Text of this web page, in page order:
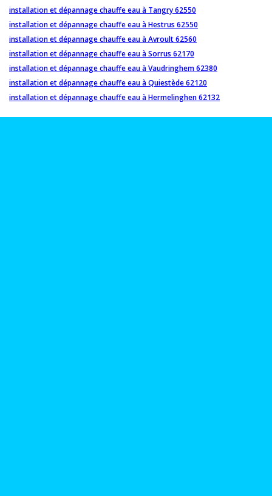
installation et dépannage chauffe eau à Tangry 62550
installation et dépannage chauffe eau à Hestrus 62550
installation et dépannage chauffe eau à Avroult 62560
installation et dépannage chauffe eau à Sorrus 62170
installation et dépannage chauffe eau à Vaudringhem 62380
installation et dépannage chauffe eau à Quiestède 62120
installation et dépannage chauffe eau à Hermelinghen 62132